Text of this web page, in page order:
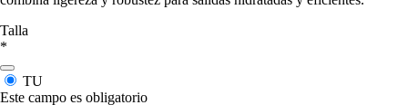
Talla
*
TU
Este campo es obligatorio